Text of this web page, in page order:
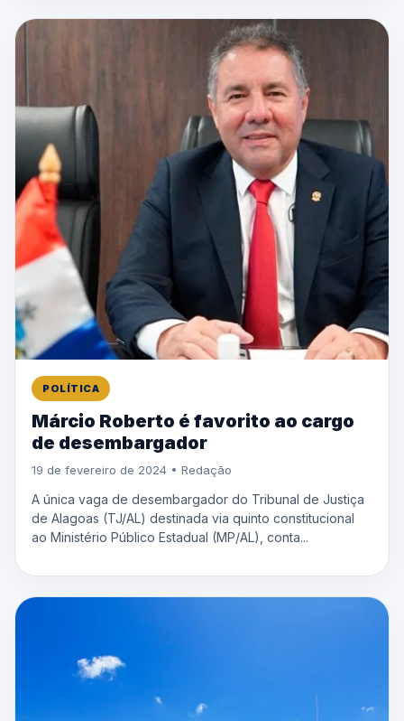
POLÍTICA
Márcio Roberto é favorito ao cargo
de desembargador
19 de fevereiro de 2024 • Redação
A única vaga de desembargador do Tribunal de Justiça
de Alagoas (TJ/AL) destinada via quinto constitucional
ao Ministério Público Estadual (MP/AL), conta...